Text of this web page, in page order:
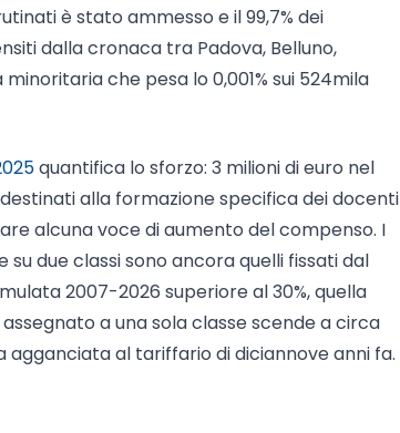
è stato ammesso e il 99,7% dei
dalla cronaca tra Padova, Belluno,
che pesa lo 0,001% sui 524mila
quantifica lo sforzo: 3 milioni di euro nel
destinati alla formazione specifica dei docenti
alcuna voce di aumento del compenso. I
su due classi sono ancora quelli fissati dal
2007-2026 superiore al 30%, quella
a una sola classe scende a circa
agganciata al tariffario di diciannove anni fa.